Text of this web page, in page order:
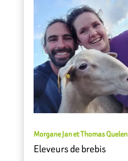
Morgane Jan et Thomas Quelen
Eleveurs de brebis